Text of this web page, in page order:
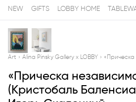
NEW GIFTS LOBBY HOME
Art › Alina Pinsky Gallery x LOBBY ›
«Прическа
(Кристобаль